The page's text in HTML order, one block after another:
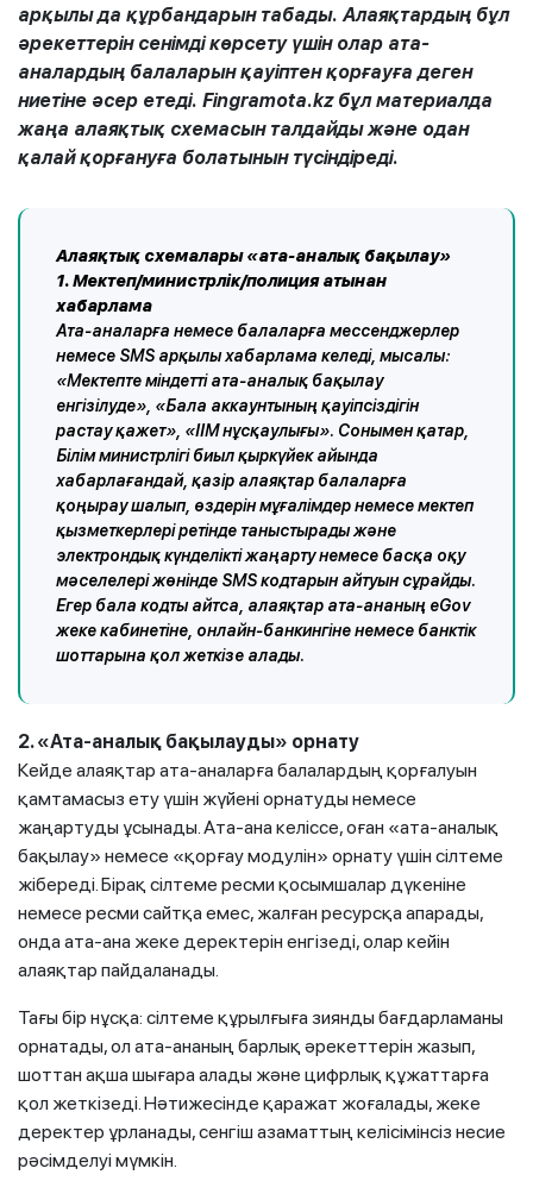
арқылы да құрбандарын табады. Алаяқтардың бұл
әрекеттерін сенімді көрсету үшін олар ата-
аналардың балаларын қауіптен қорғауға деген
ниетіне әсер етеді. Fingramota.kz бұл материалда
жаңа алаяқтық схемасын талдайды және одан
қалай қорғануға болатынын түсіндіреді.
Алаяқтық схемалары «ата-аналық бақылау»
1. Мектеп/министрлік/полиция атынан
хабарлама
Ата-аналарға немесе балаларға мессенджерлер
немесе SMS арқылы хабарлама келеді, мысалы:
«Мектепте міндетті ата-аналық бақылау
енгізілуде», «Бала аккаунтының қауіпсіздігін
растау қажет», «ІІМ нұсқаулығы». Сонымен қатар,
Білім министрлігі биыл қыркүйек айында
хабарлағандай, қазір алаяқтар балаларға
қоңырау шалып, өздерін мұғалімдер немесе мектеп
қызметкерлері ретінде таныстырады және
электрондық күнделікті жаңарту немесе басқа оқу
мәселелері жөнінде SMS кодтарын айтуын сұрайды.
Егер бала кодты айтса, алаяқтар ата-ананың eGov
жеке кабинетіне, онлайн-банкингіне немесе банктік
шоттарына қол жеткізе алады.
2. «Ата-аналық бақылауды» орнату
Кейде алаяқтар ата-аналарға балалардың қорғалуын
қамтамасыз ету үшін жүйені орнатуды немесе
жаңартуды ұсынады. Ата-ана келіссе, оған «ата-аналық
бақылау» немесе «қорғау модулін» орнату үшін сілтеме
жібереді. Бірақ сілтеме ресми қосымшалар дүкеніне
немесе ресми сайтқа емес, жалған ресурсқа апарады,
онда ата-ана жеке деректерін енгізеді, олар кейін
алаяқтар пайдаланады.
Тағы бір нұсқа: сілтеме құрылғыға зиянды бағдарламаны
орнатады, ол ата-ананың барлық әрекеттерін жазып,
шоттан ақша шығара алады және цифрлық құжаттарға
қол жеткізеді. Нәтижесінде қаражат жоғалады, жеке
деректер ұрланады, сенгіш азаматтың келісімінсіз несие
рәсімделуі мүмкін.